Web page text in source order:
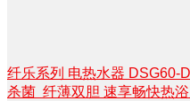
纤乐系列 电热水器 DSG60-
杀菌 纤薄双胆 速享畅快热